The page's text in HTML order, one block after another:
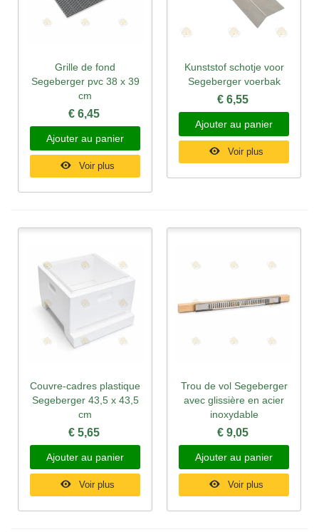
Grille de fond
Segeberger pvc 38 x 39
cm
€ 6,45
Ajouter au panier
Voir plus
Kunststof schotje voor
Segeberger voerbak
€ 6,55
Ajouter au panier
Voir plus
Couvre-cadres plastique
Segeberger 43,5 x 43,5
cm
€ 5,65
Ajouter au panier
Voir plus
Trou de vol Segeberger
avec glissière en acier
inoxydable
€ 9,05
Ajouter au panier
Voir plus